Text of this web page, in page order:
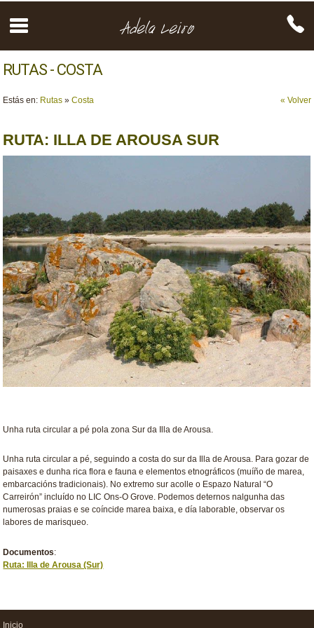
RUTAS - COSTA
« Volver
Estás en: Rutas »Costa
RUTA: ILLA DE AROUSA SUR
Unha ruta circular a pé pola zona Sur da Illa de Arousa.
Unha ruta circular a pé, seguindo a costa do sur da Illa de Arousa. Para gozar de
paisaxes e dunha rica flora e fauna e elementos etnográficos (muíño de marea,
embarcacións tradicionais). No extremo sur acolle o Espazo Natural “O
Carreirón” incluído no LIC Ons-O Grove. Podemos deternos nalgunha das
numerosas praias e se coíncide marea baixa, e día laborable, observar os
labores de marisqueo.
Documentos:
Ruta: Illa de Arousa (Sur)
Inicio